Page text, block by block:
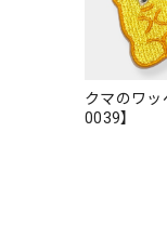
クマのワッ
0039】